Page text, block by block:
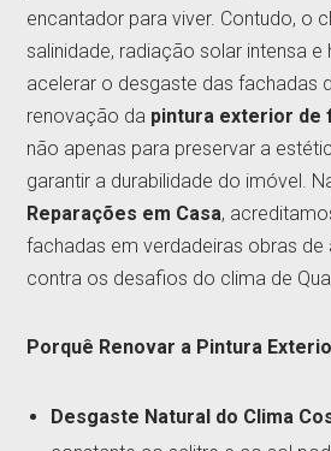
encantador para viver. Contudo, o
salinidade, radiação solar intensa e
acelerar o desgaste das fachadas
renovação da pintura exterior de
não apenas para preservar a
garantir a durabilidade do imóvel.
Reparações em Casa,
fachadas em verdadeiras obras de
contra os desafios do clima de
Porquê Renovar a Pintura
Desgaste Natural do Clima